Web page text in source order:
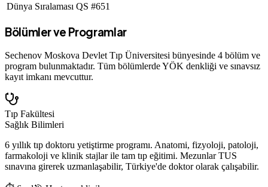
Dünya Sıralaması QS #651
Bölümler ve Programlar
Sechenov Moskova Devlet Tıp Üniversitesi bünyesinde 4 bölüm ve
program bulunmaktadır. Tüm bölümlerde YÖK denkliği ve sınavsız
kayıt imkanı mevcuttur.
Tıp Fakültesi
Sağlık Bilimleri
6 yıllık tıp doktoru yetiştirme programı. Anatomi, fizyoloji, patoloji,
farmakoloji ve klinik stajlar ile tam tıp eğitimi. Mezunlar TUS
sınavına girerek uzmanlaşabilir, Türkiye'de doktor olarak çalışabilir.